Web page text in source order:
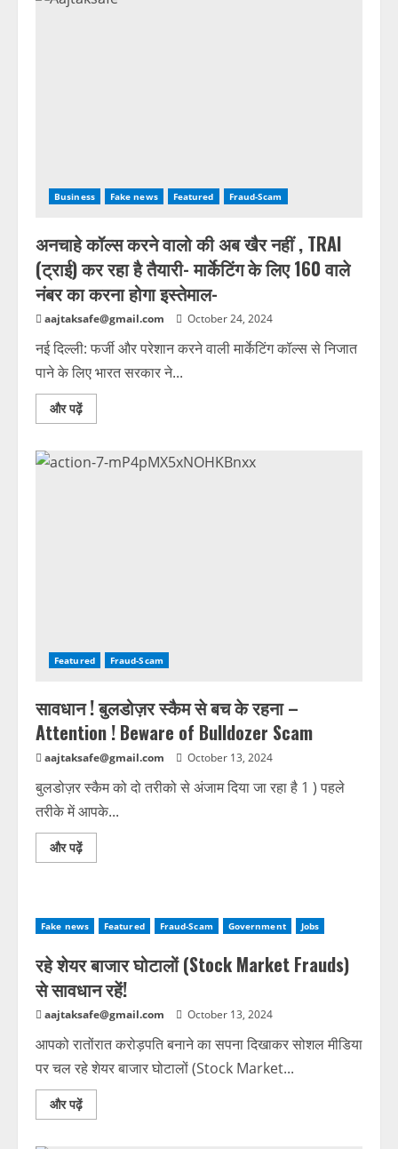
Business Fake news Featured Fraud-Scam
अनचाहे कॉल्स करने वालो की अब खैर नहीं , TRAI
(ट्राई) कर रहा है तैयारी- मार्केटिंग के लिए 160 वाले
नंबर का करना होगा इस्तेमाल-
aajtaksafe@gmail.com October 24, 2024
नई दिल्ली: फर्जी और परेशान करने वाली मार्केटिंग कॉल्स से निजात
पाने के लिए भारत सरकार ने...
और पढ़ें
Featured Fraud-Scam
सावधान ! बुलडोज़र स्कैम से बच के रहना –
Attention ! Beware of Bulldozer Scam
aajtaksafe@gmail.com October 13, 2024
बुलडोज़र स्कैम को दो तरीको से अंजाम दिया जा रहा है 1 ) पहले
तरीके में आपके...
और पढ़ें
Fake news Featured Fraud-Scam Government Jobs
रहे शेयर बाजार घोटालों (Stock Market Frauds)
से सावधान रहें!
aajtaksafe@gmail.com October 13, 2024
आपको रातोंरात करोड़पति बनाने का सपना दिखाकर सोशल मीडिया
पर चल रहे शेयर बाजार घोटालों (Stock Market...
और पढ़ें